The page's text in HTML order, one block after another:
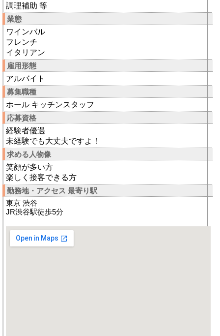
調理補助 等
業態
ワインバル
フレンチ
イタリアン
雇用形態
アルバイト
募集職種
ホール キッチンスタッフ
応募資格
経験者優遇
未経験でも大丈夫ですよ！
求める人物像
笑顔が多い方
楽しく接客できる方
勤務地・アクセス 最寄り駅
東京 渋谷
JR渋谷駅徒歩5分